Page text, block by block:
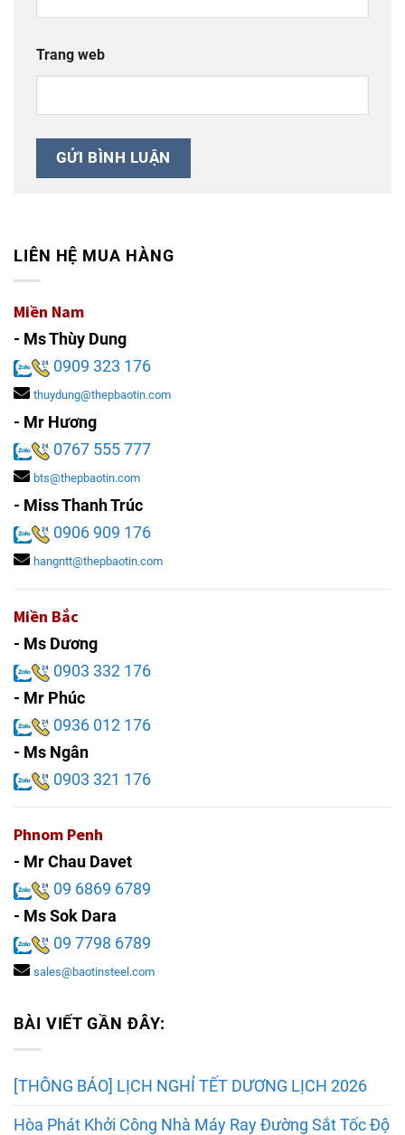
Trang web
LIÊN HỆ MUA HÀNG
Miền Nam
- Ms Thùy Dung
0909 323 176
thuydung@thepbaotin.com
- Mr Hương
0767 555 777
bts@thepbaotin.com
- Miss Thanh Trúc
0906 909 176
hangntt@thepbaotin.com
Miền Bắc
- Ms Dương
0903 332 176
- Mr Phúc
0936 012 176
- Ms Ngân
0903 321 176
Phnom Penh
- Mr Chau Davet
09 6869 6789
- Ms Sok Dara
09 7798 6789
sales@baotinsteel.com
BÀI VIẾT GẦN ĐÂY:
[THÔNG BÁO] LỊCH NGHỈ TẾT DƯƠNG LỊCH 2026
Hòa Phát Khởi Công Nhà Máy Ray Đường Sắt Tốc Độ